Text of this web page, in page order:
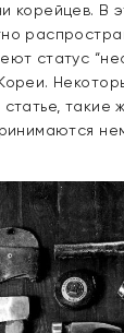
корейцев. В
статус
такие